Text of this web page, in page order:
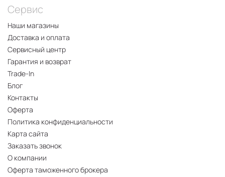
Сервис
Наши магазины
Доставка и оплата
Сервисный центр
Гарантия и возврат
Trade-In
Блог
Контакты
Оферта
Политика конфиденциальности
Карта сайта
Заказать звонок
О компании
Оферта таможенного брокера